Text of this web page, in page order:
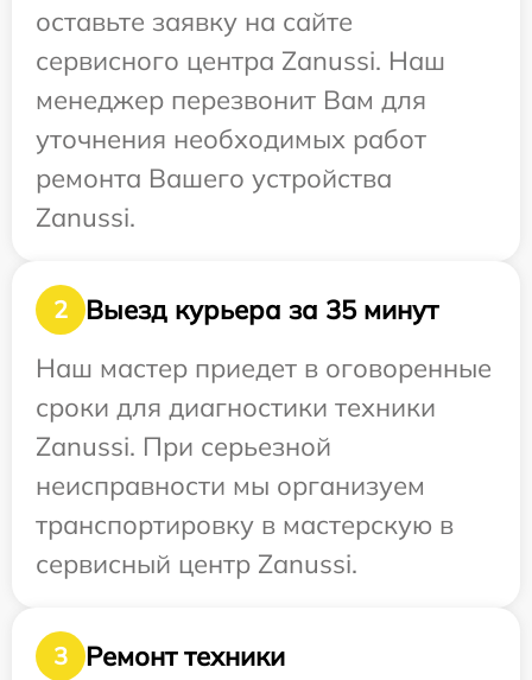
оставьте заявку на сайте
сервисного центра Zanussi. Наш
менеджер перезвонит Вам для
уточнения необходимых работ
ремонта Вашего устройства
Zanussi.
2
Выезд курьера за 35 минут
Наш мастер приедет в оговоренные
сроки для диагностики техники
Zanussi. При серьезной
неисправности мы организуем
транспортировку в мастерскую в
сервисный центр Zanussi.
3 Ремонт техники